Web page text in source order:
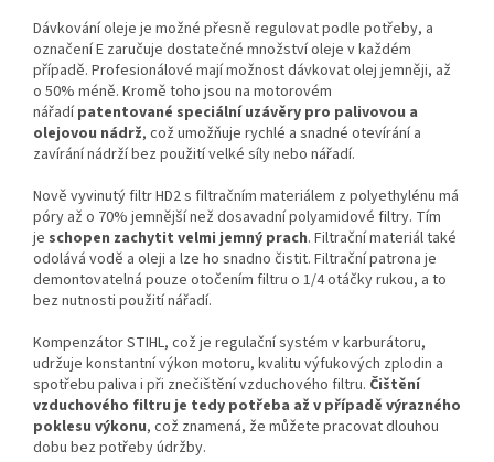
Dávkování oleje je možné přesně regulovat podle potřeby, a
označení E zaručuje dostatečné množství oleje v každém
případě. Profesionálové mají možnost dávkovat olej jemněji, až
o 50% méně. Kromě toho jsou na motorovém
nářadípatentované speciální uzávěry pro palivovou a
olejovou nádrž, což umožňuje rychlé a snadné otevírání a
zavírání nádrží bez použití velké síly nebo nářadí.
Nově vyvinutý filtr HD2 s filtračním materiálem z polyethylénu má
póry až o 70% jemnější než dosavadní polyamidové filtry. Tím
je schopen zachytit velmi jemný prach. Filtrační materiál také
odolává vodě a oleji a lze ho snadno čistit. Filtrační patrona je
demontovatelná pouze otočením filtru o 1/4 otáčky rukou, a to
bez nutnosti použití nářadí.
Kompenzátor STIHL, což je regulační systém v karburátoru,
udržuje konstantní výkon motoru, kvalitu výfukových zplodin a
spotřebu paliva i při znečištění vzduchového filtru. Čištění
vzduchového filtru je tedy potřeba až v případě výrazného
poklesu výkonu, což znamená, že můžete pracovat dlouhou
dobu bez potřeby údržby.